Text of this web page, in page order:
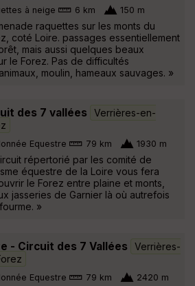
à neige 6 km 150 m
raquettes sur les monts du
coté Loire. passages essentiellement
mais aussi quelques beaux
le Forez. Pas de difficultés
moulin, hameaux sauvages. »
des 7 vallées
Verrières-en-
Equestre 79 km 1930 m
répertorié par les comité de
équestre de la Loire vous fera
le Forez entre plaine et monts,
jasseries de Garnier là où autrefois
»
- Circuit des 7 Vallées
Verrières-
Equestre 79 km 2420 m